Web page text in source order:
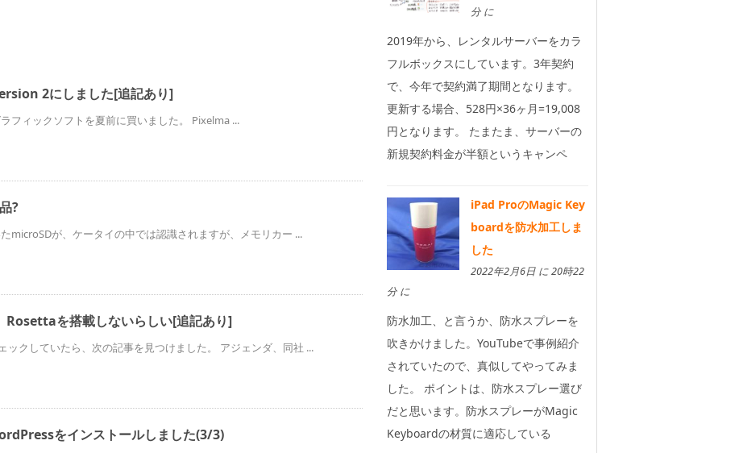
2にしました[追記あり]
フィックソフトを夏前に買いました。 Pixelma ...
?
microSDが、ケータイの中では認識されますが、メモリカー ...
Rosettaを搭載しないらしい[追記あり]
ックしていたら、次の記事を見つけました。 アジェンダ、同社 ...
をインストールしました(3/3)
分 に
2019年から、レンタルサーバーをカラ
フルボックスにしています。3年契約
で、今年で契約満了期間となります。
更新する場合、528円×36ヶ月=19,008
円となります。 たまたま、サーバーの
新規契約料金が半額というキャンペ
iPad ProのMagic Key
boardを防水加工しま
した
2022年2月6日 に 20時22
分 に
防水加工、と言うか、防水スプレーを
吹きかけました。YouTubeで事例紹介
されていたので、真似してやってみま
した。 ポイントは、防水スプレー選び
だと思います。防水スプレーがMagic
Keyboardの材質に適応している